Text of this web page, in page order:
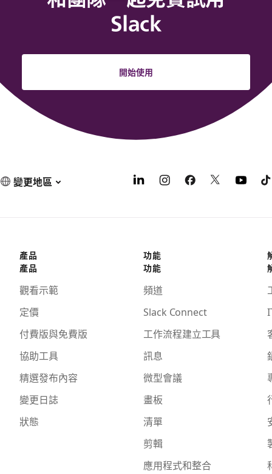
Slack
開始使用
變更地區
產品
產品
觀看示範
定價
付費版與免費版
協助工具
精選發布內容
變更日誌
狀態
功能
功能
頻道
Slack Connect
工作流程建立工具
訊息
微型會議
畫板
清單
剪輯
應用程式和整合